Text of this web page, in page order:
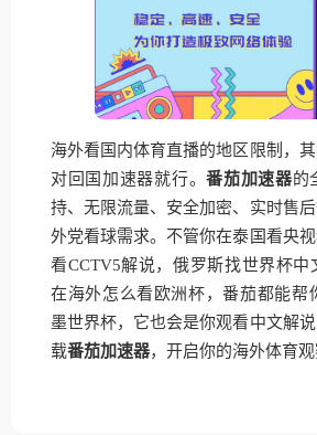
海外看国内体育直播的地区限制，
对回国加速器就行。番茄加速器的
持、无限流量、安全加密、实时售
外党看球需求。不管你在泰国看央
看CCTV5解说，俄罗斯找世界杯
在海外怎么看欧洲杯，番茄都能帮
墨世界杯，它也会是你观看中文解
载番茄加速器，开启你的海外体育观